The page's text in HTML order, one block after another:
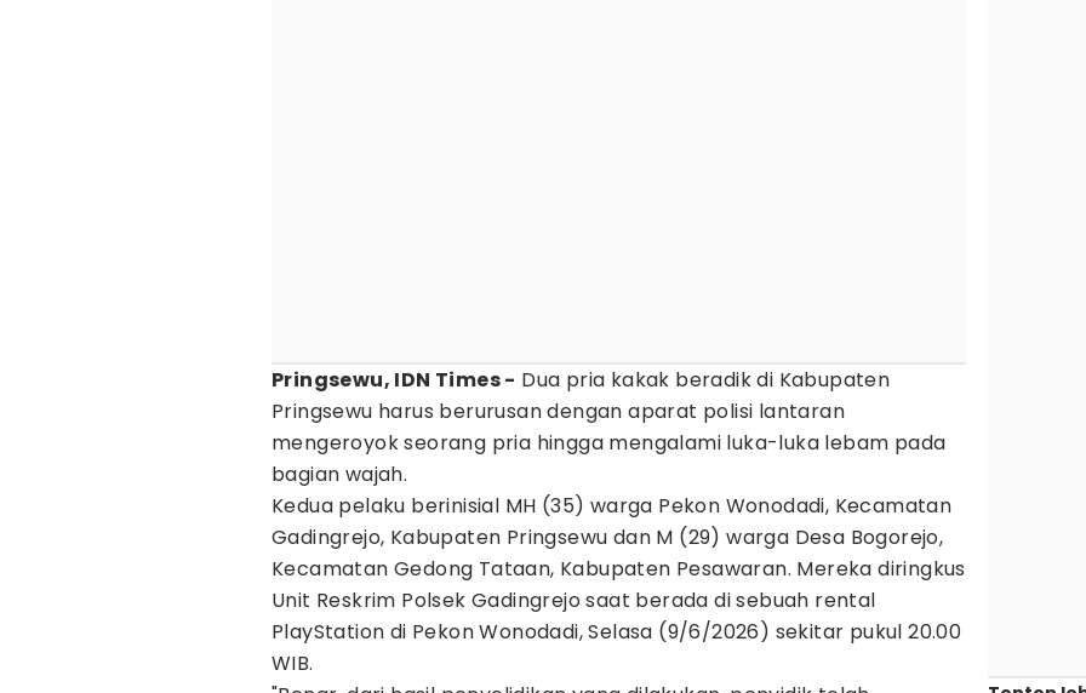
Pringsewu, IDN Times - Dua pria kakak beradik di Kabupaten
Pringsewu harus berurusan dengan aparat polisi lantaran
mengeroyok seorang pria hingga mengalami luka-luka lebam pada
bagian wajah.
Kedua pelaku berinisial MH (35) warga Pekon Wonodadi, Kecamatan
Gadingrejo, Kabupaten Pringsewu dan M (29) warga Desa Bogorejo,
Kecamatan Gedong Tataan, Kabupaten Pesawaran. Mereka diringkus
Unit Reskrim Polsek Gadingrejo saat berada di sebuah rental
PlayStation di Pekon Wonodadi, Selasa (9/6/2026) sekitar pukul 20.00
WIB.